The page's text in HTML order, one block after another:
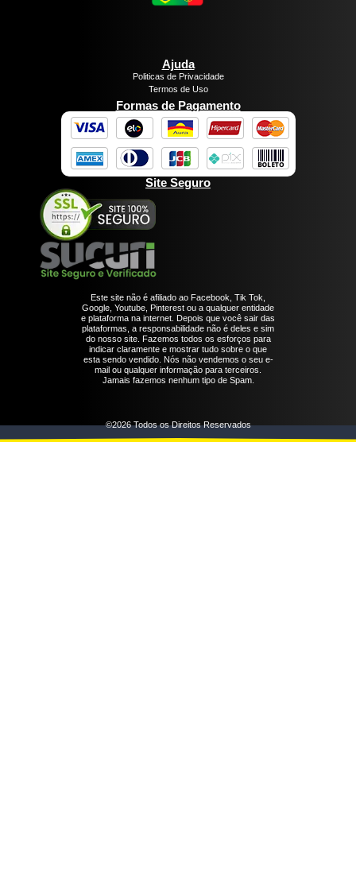
Ajuda
Politicas de Privacidade
Termos de Uso
Formas de Pagamento
Site Seguro
Este site não é afiliado ao Facebook, Tik Tok,
Google, Youtube, Pinterest ou a qualquer entidade
e plataforma na internet. Depois que você sair das
plataformas, a responsabilidade não é deles e sim
do nosso site. Fazemos todos os esforços para
indicar claramente e mostrar tudo sobre o que
esta sendo vendido. Nós não vendemos o seu e-
mail ou qualquer informação para terceiros.
Jamais fazemos nenhum tipo de Spam.
©2026 Todos os Direitos Reservados